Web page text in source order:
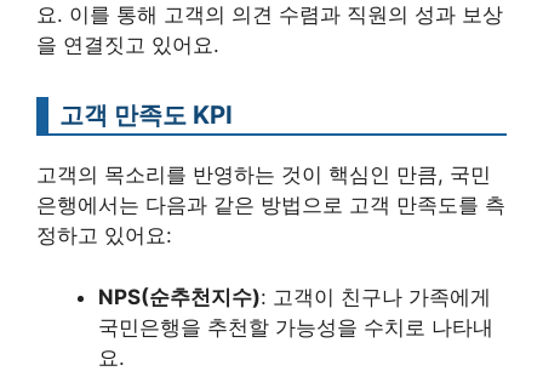
요. 이를 통해 고객의 의견 수렴과 직원의 성과 보상
을 연결짓고 있어요.
고객 만족도 KPI
고객의 목소리를 반영하는 것이 핵심인 만큼, 국민
은행에서는 다음과 같은 방법으로 고객 만족도를 측
정하고 있어요:
NPS(순추천지수): 고객이 친구나 가족에게
국민은행을 추천할 가능성을 수치로 나타내
요.